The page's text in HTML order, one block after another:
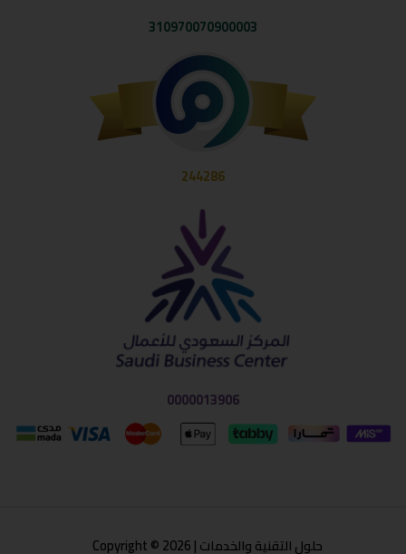
310970070900003
244286
0000013906
حلول التقنية والخدمات | Copyright © 2026